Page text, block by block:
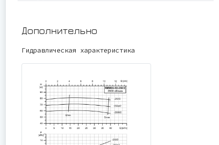
Дополнительно
Гидравлическая характеристика